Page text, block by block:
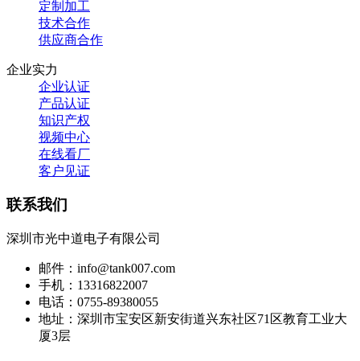
定制加工
技术合作
供应商合作
企业实力
企业认证
产品认证
知识产权
视频中心
在线看厂
客户见证
联系我们
深圳市光中道电子有限公司
邮件：info@tank007.com
手机：13316822007
电话：0755-89380055
地址：深圳市宝安区新安街道兴东社区71区教育工业大
厦3层